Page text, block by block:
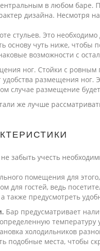
в любом баре.
дизайна. Несмотря
стульев. Это
основу чуть ниже, чтобы
возможности с
ног. Стойки с ровным
размещения ног.
случае размещение
же лучше
забыть учесть
помещения для
для гостей, ведь
также предусмотреть
Бар предусматривает
температуру
холодильников
подобные места, чтобы